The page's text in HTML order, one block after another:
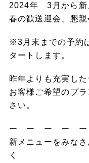
2024年 3月から新
春の歓送迎会、懇
※3月末までの予約
タートします。
昨年よりも充実した
お客様ご希望のプ
さい。
ー ー ー ー
新メニューをみな
く